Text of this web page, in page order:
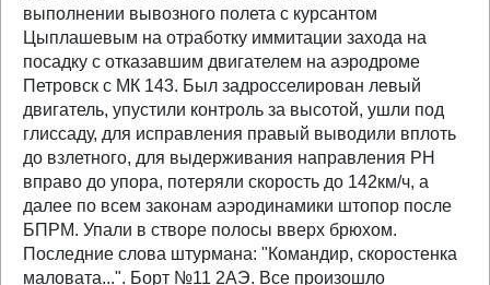
выполнении вывозного полета с курсантом
Цыплашевым на отработку иммитации захода на
посадку с отказавшим двигателем на аэродроме
Петровск с МК 143. Был задросселирован левый
двигатель, упустили контроль за высотой, ушли под
глиссаду, для исправления правый выводили вплоть
до взлетного, для выдерживания направления РН
вправо до упора, потеряли скорость до 142км/ч, а
далее по всем законам аэродинамики штопор после
БПРМ. Упали в створе полосы вверх брюхом.
Последние слова штурмана: "Командир, скоростенка
маловата...". Борт №11 2АЭ. Все произошло